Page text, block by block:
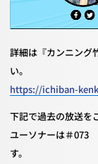
詳細は『カンニング
い。
https://ichiban-
下記で過去の放送を
ユーソナーは＃073
す。